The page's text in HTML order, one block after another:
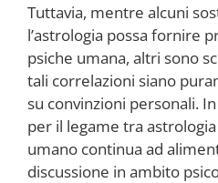
Tuttavia, mentre alcuni
l’astrologia possa fornire
psiche umana, altri sono
tali correlazioni siano
su convinzioni personali.
per il legame tra
umano continua ad
discussione in ambito